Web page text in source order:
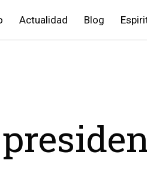
Actualidad Blog